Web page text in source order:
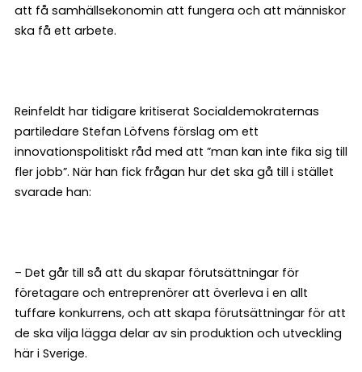
att få samhällsekonomin att fungera och att människor
ska få ett arbete.
Reinfeldt har tidigare kritiserat Socialdemokraternas
partiledare Stefan Löfvens förslag om ett
innovationspolitiskt råd med att ”man kan inte fika sig till
fler jobb”. När han fick frågan hur det ska gå till i stället
svarade han:
– Det går till så att du skapar förutsättningar för
företagare och entreprenörer att överleva i en allt
tuffare konkurrens, och att skapa förutsättningar för att
de ska vilja lägga delar av sin produktion och utveckling
här i Sverige.